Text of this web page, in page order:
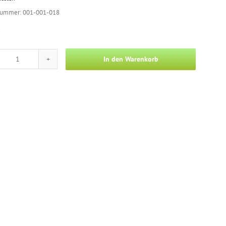
001-001-018
Foto
In den Warenkorb